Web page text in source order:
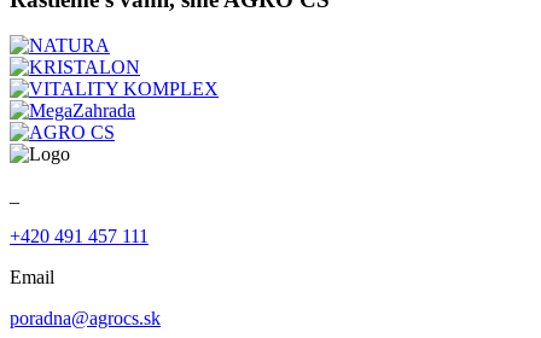
+420 491 457 111
Email
poradna@agrocs.sk